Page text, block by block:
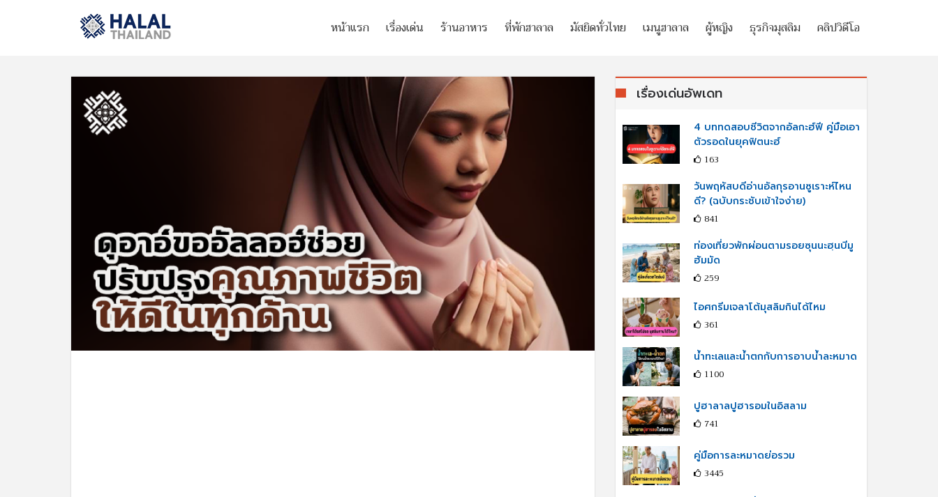
หน้าแรก เรื่องเด่น ร้านอาหาร ที่พักฮาลาล มัสยิดทั่วไทย เมนูฮาลาล ผู้หญิง ธุรกิจมุสลิม คลิปวิดีโอ
เรื่องเด่นอัพเดท
4 บททดสอบชีวิตจากอัลกะฮ์ฟี คู่มือเอา
ตัวรอดในยุคฟิตนะฮ์
163
วันพฤหัสบดีอ่านอัลกุรอานซูเราะห์ไหน
ดี? (ฉบับกระชับเข้าใจง่าย)
841
ท่องเที่ยวพักผ่อนตามรอยซุนนะฮฺนบีมู
ฮัมมัด
259
ไอศกรีมเจลาโต้มุสลิมกินได้ไหม
361
น้ำทะเลและน้ำตกกับการอาบน้ำละหมาด
1100
ปูฮาลาลปูฮารอมในอิสลาม
741
คู่มือการละหมาดย่อรวม
3445